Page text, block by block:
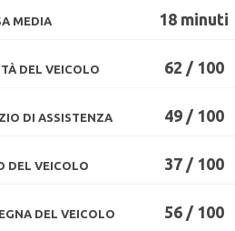
MEDIA 18 minuti
DEL VEICOLO 62 / 100
DI ASSISTENZA 49 / 100
DEL VEICOLO 37 / 100
DEL VEICOLO 56 / 100